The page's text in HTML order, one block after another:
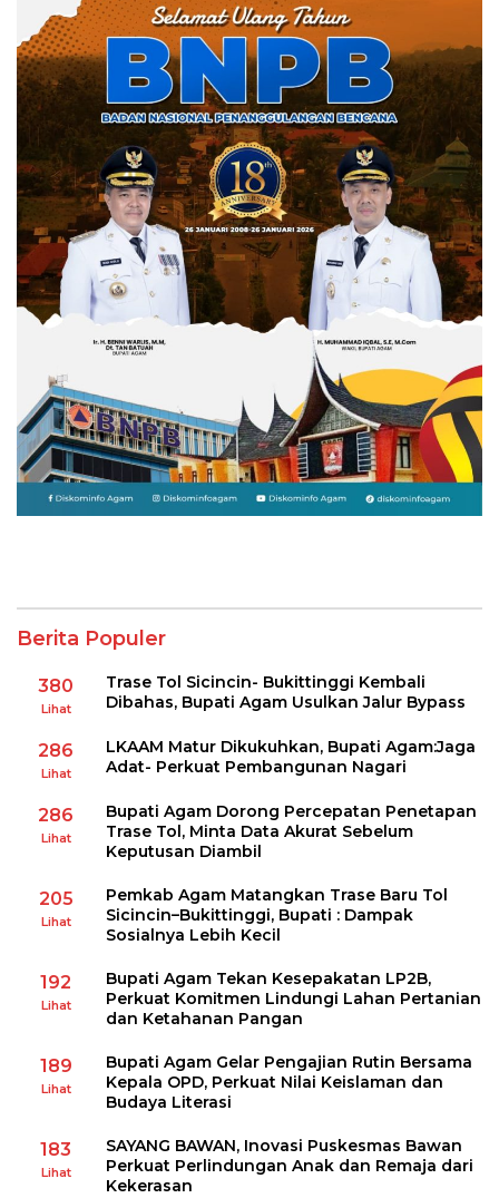
Berita Populer
380
Lihat
Trase Tol Sicincin- Bukittinggi Kembali
Dibahas, Bupati Agam Usulkan Jalur Bypass
286
Lihat
LKAAM Matur Dikukuhkan, Bupati Agam:Jaga
Adat- Perkuat Pembangunan Nagari
286
Lihat
Bupati Agam Dorong Percepatan Penetapan
Trase Tol, Minta Data Akurat Sebelum
Keputusan Diambil
205
Lihat
Pemkab Agam Matangkan Trase Baru Tol
Sicincin–Bukittinggi, Bupati : Dampak
Sosialnya Lebih Kecil
192
Lihat
Bupati Agam Tekan Kesepakatan LP2B,
Perkuat Komitmen Lindungi Lahan Pertanian
dan Ketahanan Pangan
189
Lihat
Bupati Agam Gelar Pengajian Rutin Bersama
Kepala OPD, Perkuat Nilai Keislaman dan
Budaya Literasi
183
Lihat
SAYANG BAWAN, Inovasi Puskesmas Bawan
Perkuat Perlindungan Anak dan Remaja dari
Kekerasan